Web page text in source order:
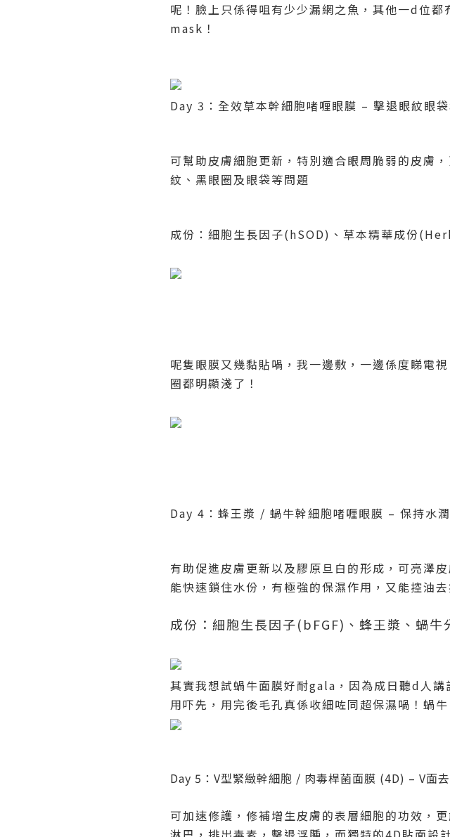
呢！臉上只係得咀有少少漏網之魚，其他一d位都
mask ！
Day 3 ：全效草本幹細胞啫喱眼膜 – 擊退眼紋眼
可幫助皮膚細胞更新，特別適合眼周脆弱的皮膚
紋、黑眼圈及眼袋等問題
成份：細胞生長因子(hSOD) 、草本精華成份
呢隻眼膜又幾黏貼喎，我一邊敷，一邊係度睇電
圈都明顯淺了！
Day 4 ：蜂王漿 / 蝸牛幹細胞啫喱眼膜 – 保持水
有助促進皮膚更新以及膠原旦白的形成，可亮澤
能快速鎖住水份，有極強的保濕作用，又能控油
成份：細胞生長因子(bFGF) 、蜂王漿、蝸牛
其實我想試蝸牛面膜好耐gala ，因為成日聽d 人
用吓先，用完後毛孔真係收細咗同超保濕喎！蝸牛
Day 5 ： V型緊緻幹細胞 / 肉毒桿菌面膜 (4D) – V面
可加速修護，修補增生皮膚的表層細胞的功效，